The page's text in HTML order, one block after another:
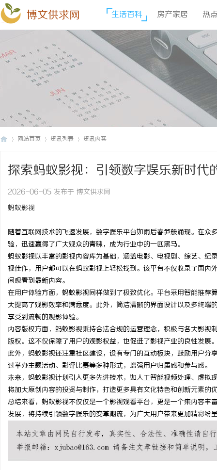
博文供求网 生活百科 房产家居 热
网站首页 资讯列表 资讯内容
探索蚂蚁影视：引领数字娱乐新时代
2026-06-05 发布于 博文供求网
蚂蚁影视
随着互联网技术的飞速发展，数字娱乐平台如雨后春笋般涌现。在众
验，迅速赢得了广大观众的青睐，成为行业中的一匹黑马。
蚂蚁影视以丰富的影视内容库为基础，涵盖电影、电视剧、综艺、
视佳作，用户都可以在蚂蚁影视上轻松找到。该平台不仅收录了国
间观看到最新内容。
在用户体验方面，蚂蚁影视同样做到了极致优化。平台采用智能推
大提高了观影效率和满意度。此外，简洁清晰的界面设计以及多终
享受到流畅的观影体验。
内容版权方面，蚂蚁影视秉持合法合规的运营理念，积极与各大影
版权。这不仅保障了用户的观影权益，也促进了影视产业的良性发展
此外，蚂蚁影视还注重社区建设，设有专门的互动板块，鼓励用户
过举办主题活动、影评比赛等多种形式，增强用户归属感和参与感。
未来，蚂蚁影视计划引入更多先进技术，如人工智能视频处理、虚
将加大原创内容的投资与制作，打造更多具有文化特色和创新元素的
总结来看，蚂蚁影视不仅仅是一个影视观看平台，更是一个集内容
发展，将持续引领数字娱乐的变革潮流，为广大用户带来更加精彩纷
武汉配眼镜 上海配眼镜